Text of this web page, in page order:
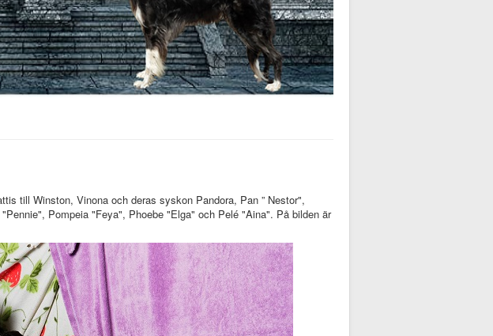
till Winston, Vinona och deras syskon Pandora, Pan ” Nestor",
Pompeia "Feya", Phoebe "Elga" och Pelé "Aina". På bilden är